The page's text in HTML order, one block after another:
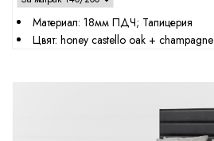
Материал: 18мм ПДЧ; Тапицерия
Цвят: honey castello oak + champagne